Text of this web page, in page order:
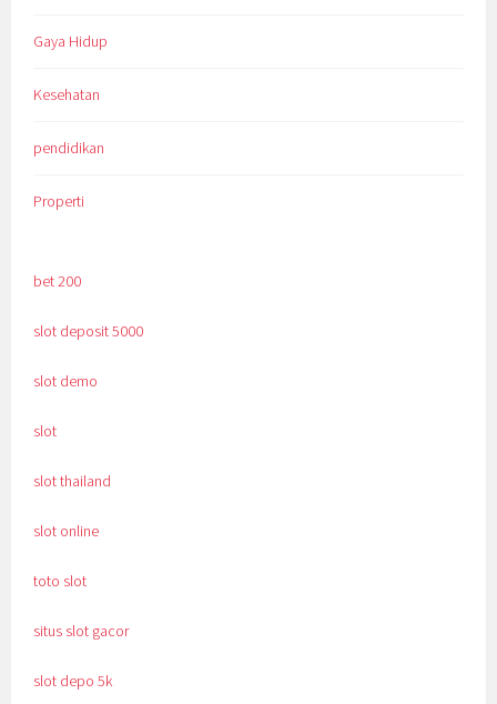
Gaya Hidup
Kesehatan
pendidikan
Properti
bet 200
slot deposit 5000
slot demo
slot
slot thailand
slot online
toto slot
situs slot gacor
slot depo 5k